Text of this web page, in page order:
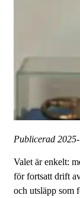
Publicerad
Valet är enkelt:
för fortsatt drift
och utsläpp som